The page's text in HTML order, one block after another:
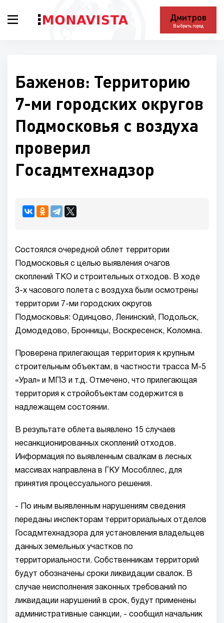
Дмитров
Выбрать город
Баженов: Территорию
7-ми городских округов
Подмосковья с воздуха
проверил
Госадмтехнадзор
Состоялся очередной облет территории
Подмосковья с целью выявления очагов
скоплений ТКО и строительных отходов. В ходе
3-х часового полета с воздуха были осмотрены
территории 7-ми городских округов
Подмосковья: Одинцово, Ленинский, Подольск,
Домодедово, Бронницы, Воскресенск, Коломна.
Проверена прилегающая территория к крупным
строительным объектам, в частности трасса М-5
«Урал» и МПЗ и т.д. Отмечено, что прилегающая
территория к стройобъектам содержится в
надлежащем состоянии.
В результате облета выявлено 15 случаев
несанкционированных скоплений отходов.
Информация по выявленным свалкам в лесных
массивах направлена в ГКУ Мособллес, для
принятия процессуального решения.
- По иным выявленным нарушениям сведения
переданы инспекторам территориальных отделов
Госадмтехнадзора для установления владельцев
данных земельных участков по
территориальности. Собственникам территорий
будут обозначены сроки ликвидации свалок. В
случае неисполнения законных требований по
ликвидации нарушений в срок, будут применены
административные санкции, - сообщил начальник